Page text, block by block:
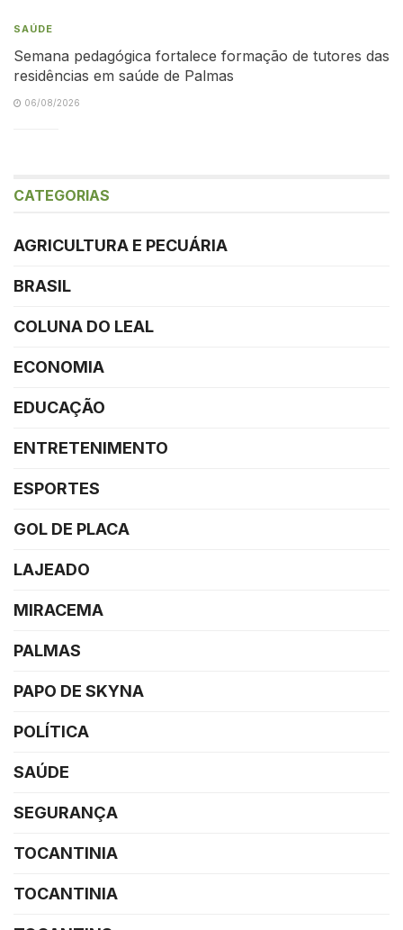
SAÚDE
Semana pedagógica fortalece formação de tutores das
residências em saúde de Palmas
06/08/2026
CATEGORIAS
AGRICULTURA E PECUÁRIA
BRASIL
COLUNA DO LEAL
ECONOMIA
EDUCAÇÃO
ENTRETENIMENTO
ESPORTES
GOL DE PLACA
LAJEADO
MIRACEMA
PALMAS
PAPO DE SKYNA
POLÍTICA
SAÚDE
SEGURANÇA
TOCANTINIA
TOCANTINIA